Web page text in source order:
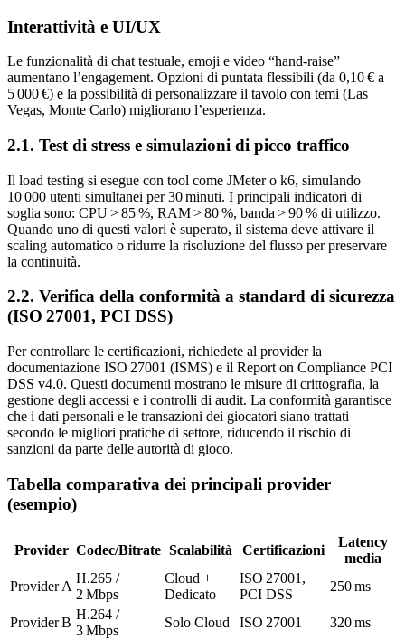
Interattività e UI/UX
Le funzionalità di chat testuale, emoji e video “hand‑raise”
aumentano l’engagement. Opzioni di puntata flessibili (da 0,10 € a
5 000 €) e la possibilità di personalizzare il tavolo con temi (Las
Vegas, Monte Carlo) migliorano l’esperienza.
2.1. Test di stress e simulazioni di picco traffico
Il load testing si esegue con tool come JMeter o k6, simulando
10 000 utenti simultanei per 30 minuti. I principali indicatori di
soglia sono: CPU > 85 %, RAM > 80 %, banda > 90 % di utilizzo.
Quando uno di questi valori è superato, il sistema deve attivare il
scaling automatico o ridurre la risoluzione del flusso per preservare
la continuità.
2.2. Verifica della conformità a standard di sicurezza
(ISO 27001, PCI DSS)
Per controllare le certificazioni, richiedete al provider la
documentazione ISO 27001 (ISMS) e il Report on Compliance PCI
DSS v4.0. Questi documenti mostrano le misure di crittografia, la
gestione degli accessi e i controlli di audit. La conformità garantisce
che i dati personali e le transazioni dei giocatori siano trattati
secondo le migliori pratiche di settore, riducendo il rischio di
sanzioni da parte delle autorità di gioco.
Tabella comparativa dei principali provider
(esempio)
Provider Codec/Bitrate Scalabilità Certificazioni
Latency
media
Provider A
H.265 /
2 Mbps
Cloud +
Dedicato
ISO 27001,
PCI DSS
250 ms
Provider B
H.264 /
3 Mbps
Solo Cloud ISO 27001 320 ms